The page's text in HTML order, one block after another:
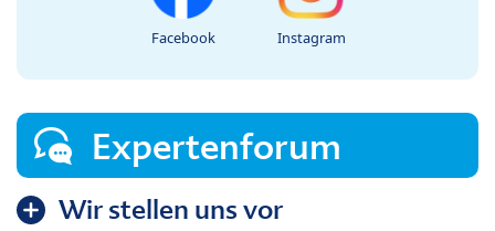
Facebook Instagram
Expertenforum
Wir stellen uns vor